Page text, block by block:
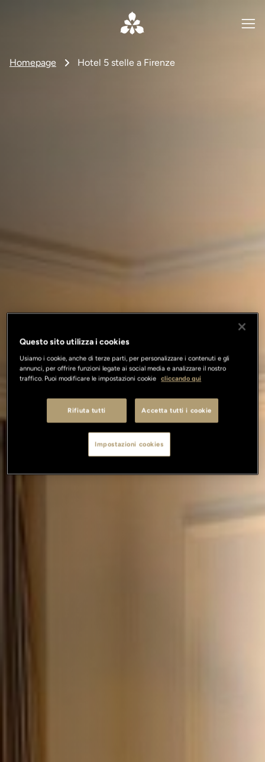
Homepage Hotel 5 stelle a Firenze
Questo sito utilizza i cookies
Usiamo i cookie, anche di terze parti, per personalizzare i contenuti e gli
annunci, per offrire funzioni legate ai social media e analizzare il nostro
traffico. Puoi modificare le impostazioni cookie cliccando qui
Rifiuta tutti Accetta tutti i cookie
Impostazioni cookies